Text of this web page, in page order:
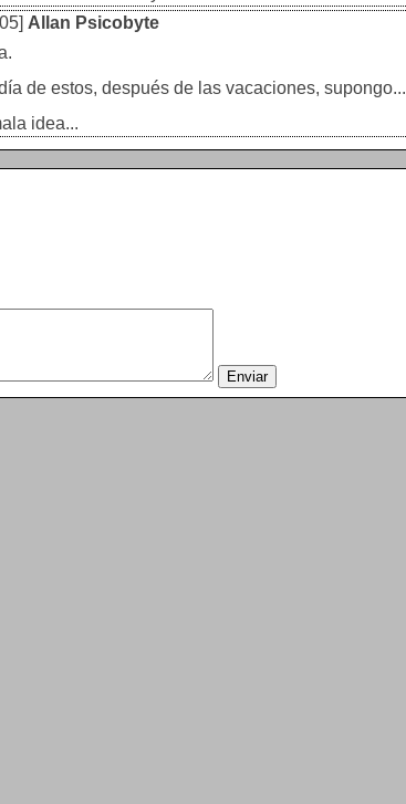
Allan Psicobyte
de estos, después de las vacaciones, supongo...
idea...